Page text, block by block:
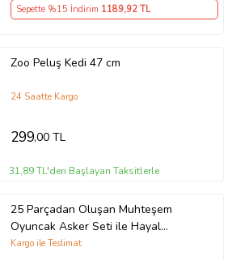
Sepette %15 İndirim 1189,92 TL
Zoo Peluş Kedi 47 cm
24 Saatte Kargo
299,00 TL
31,89 TL'den Başlayan Taksitlerle
25 Parçadan Oluşan Muhteşem
Oyuncak Asker Seti ile Hayal
Gücünü Sınırları Zorla (Çok Renkli)
Kargo ile Teslimat